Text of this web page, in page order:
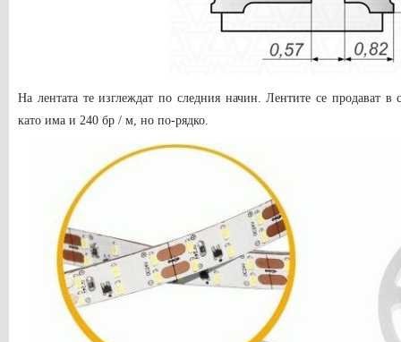
На лентата те изглеждат по следния начин. Лентите се продават
като има и 240 бр / м, но по-рядко.